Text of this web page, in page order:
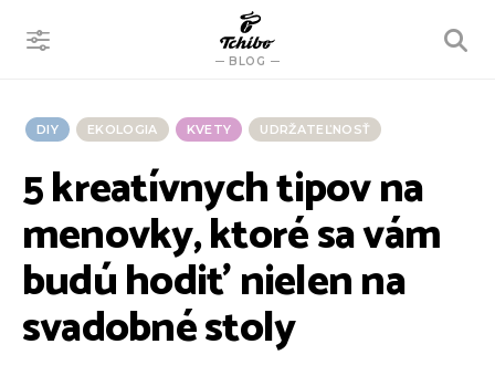
BLOG
VYHĽADÁVANIE
DIY EKOLOGIA KVETY UDRŽATEĽNOSŤ
5 kreatívnych tipov na
menovky, ktoré sa vám
budú hodiť nielen na
svadobné stoly